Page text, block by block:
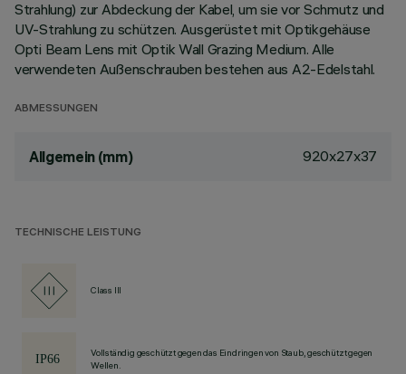
Strahlung) zur Abdeckung der Kabel, um sie vor Schmutz und
UV-Strahlung zu schützen. Ausgerüstet mit Optikgehäuse
Opti Beam Lens mit Optik Wall Grazing Medium. Alle
verwendeten Außenschrauben bestehen aus A2-Edelstahl.
ABMESSUNGEN
Allgemein (mm) 920x27x37
TECHNISCHE LEISTUNG
Class III
Vollständig geschützt gegen das Eindringen von Staub, geschützt gegen
Wellen.